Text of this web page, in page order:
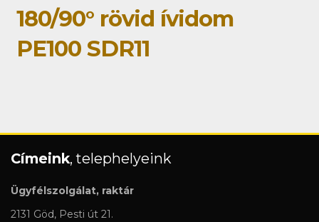
180/90° rövid ívidom
PE100 SDR11
Címeink, telephelyeink
Ügyfélszolgálat, raktár
2131 Göd, Pesti út 21.